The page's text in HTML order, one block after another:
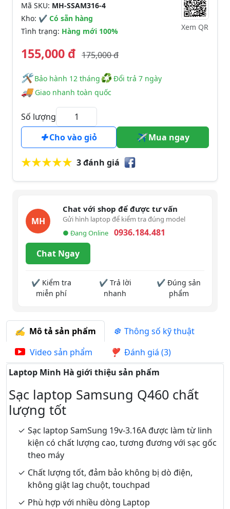
Mã SKU: MH-SSAM316-4
Kho: ✔ Có sẵn hàng
Tình trạng: Hàng mới 100% Xem QR
155,000 đ 175,000 đ
🛠️️ Bảo hành 12 tháng♻Đổi trả 7 ngày
🚚Giao nhanh toàn quốc
Số lượng
Cho vào giỏ
Mua ngay
3 đánh giá
MH
Chat với shop để được tư vấn
Gửi hình laptop để kiểm tra đúng model
● Đang Online
0936.184.481
Chat Ngay
✔ Kiểm tra
miễn phí
✔ Trả lời
nhanh
✔ Đúng sản
phẩm
Mô tả sản phẩm
Thông số kỹ thuật
Video sản phẩm
Đánh giá (3)
Laptop Minh Hà giới thiệu sản phẩm
Sạc laptop Samsung Q460 chất
lượng tốt
Sạc laptop SamSung 19v-3.16A được làm từ linh
kiện có chất lượng cao, tương đương với sạc gốc
theo máy
Chất lượng tốt, đảm bảo không bị dò điện,
không giật lag chuột, touchpad
Phù hợp với nhiều dòng Laptop